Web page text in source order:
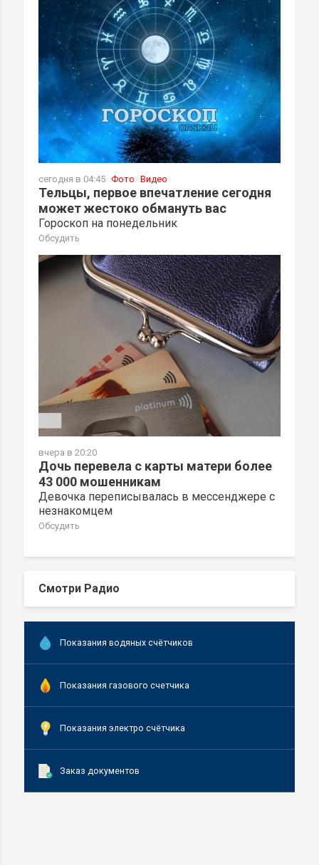
сегодня в 04:45 Фото Видео
Тельцы, первое впечатление сегодня
может жестоко обмануть вас
Гороскоп на понедельник
Обсудить
вчера в 20:20
Дочь перевела с карты матери более
43 000 мошенникам
Девочка переписывалась в мессенджере с
незнакомцем
Обсудить
Смотри Радио
Показания водяных счётчиков
Показания газового счетчика
Показания электро счётчика
Заказ документов